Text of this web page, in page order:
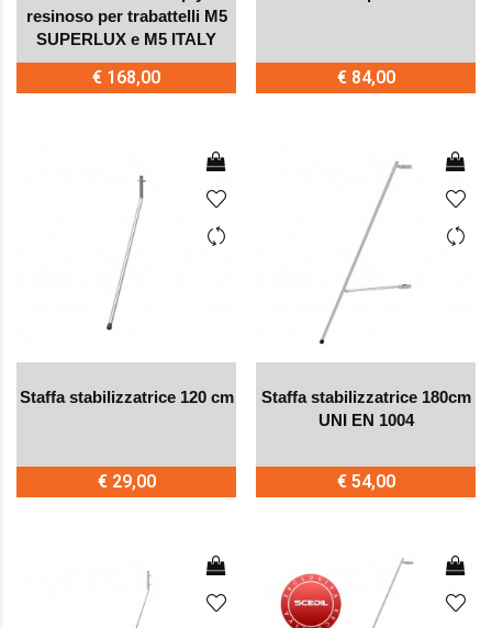
resinoso per trabattelli M5
SUPERLUX e M5 ITALY
€ 168,00 € 84,00
Staffa stabilizzatrice 120 cm
€ 29,00
Staffa stabilizzatrice 180cm
UNI EN 1004
€ 54,00